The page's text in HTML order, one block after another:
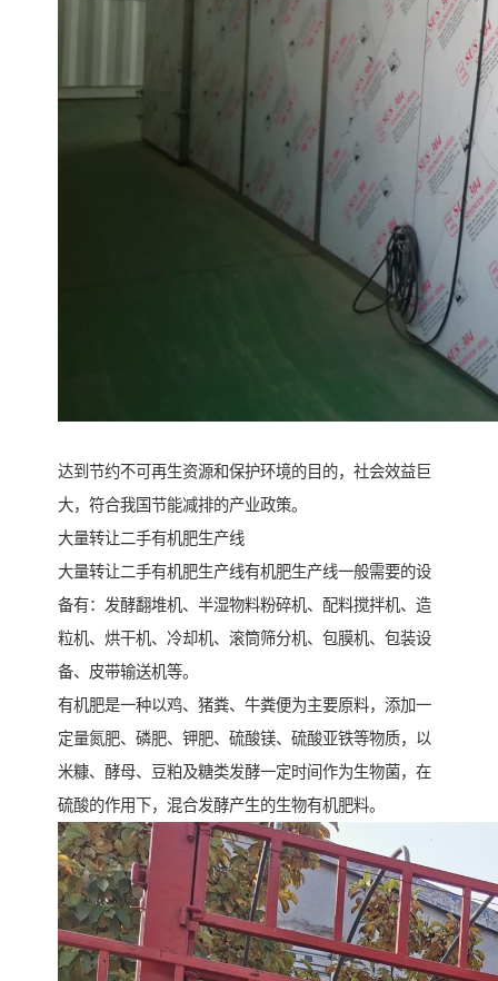
达到节约不可再生资源和保护环境的目的，社会效益巨
大，符合我国节能减排的产业政策。
大量转让二手有机肥生产线
大量转让二手有机肥生产线有机肥生产线一般需要的设
备有：发酵翻堆机、半湿物料粉碎机、配料搅拌机、造
粒机、烘干机、冷却机、滚筒筛分机、包膜机、包装设
备、皮带输送机等。
有机肥是一种以鸡、猪粪、牛粪便为主要原料，添加一
定量氮肥、磷肥、钾肥、硫酸镁、硫酸亚铁等物质，以
米糠、酵母、豆粕及糖类发酵一定时间作为生物菌，在
硫酸的作用下，混合发酵产生的生物有机肥料。